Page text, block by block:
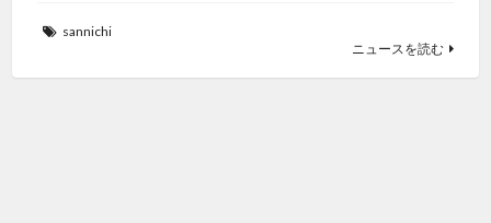
sannichi
ニュースを読む